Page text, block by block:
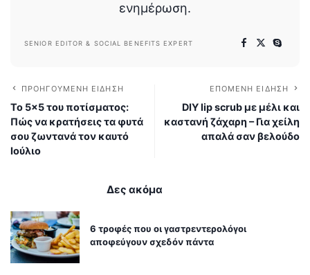
ενημέρωση.
SENIOR EDITOR & SOCIAL BENEFITS EXPERT
ΠΡΟΗΓΟΎΜΕΝΗ ΕΊΔΗΣΗ
Το 5×5 του ποτίσματος:
Πώς να κρατήσεις τα φυτά
σου ζωντανά τον καυτό
Ιούλιο
ΕΠΌΜΕΝΗ ΕΊΔΗΣΗ
DIY lip scrub με μέλι και
καστανή ζάχαρη – Για χείλη
απαλά σαν βελούδο
Δες ακόμα
6 τροφές που οι γαστρεντερολόγοι
αποφεύγουν σχεδόν πάντα